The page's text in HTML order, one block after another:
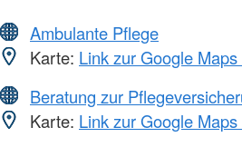
Ambulante Pflege
Karte: Link zur Google
Beratung zur
Karte: Link zur Google